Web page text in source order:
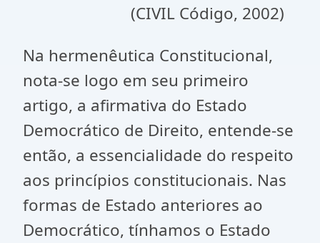
(CIVIL Código, 2002)
Na hermenêutica Constitucional,
nota-se logo em seu primeiro
artigo, a afirmativa do Estado
Democrático de Direito, entende-se
então, a essencialidade do respeito
aos princípios constitucionais. Nas
formas de Estado anteriores ao
Democrático, tínhamos o Estado